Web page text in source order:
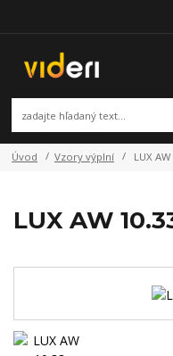
Úvod Vzory výplní LUX
LUX AW